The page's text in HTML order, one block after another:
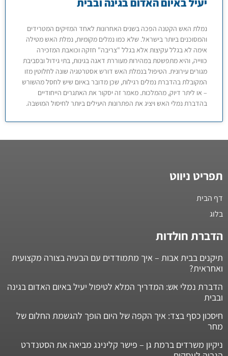
נמלת האש הקטנה הפכה בשנים האחרונות לאחד המזיקים המטרידים
והמסוכנים ביותר בישראל. שלא כמו נמלים מקומיות, נמלת האש מטילה
אימה לא בגלל עקיצות אלא בגלל "צריבה" חזקה וכואבת המזכירה
כווייה, והיא מתפשטת במהירות מעוררת דאגה בגינות, בתי גידול ובסביבת
מגורים עירונית. הטיפול בנמלת האש דורש אסטרטגיה שונה לחלוטין מזו
המקובלת בהדברת נמלים רגילות, שכן מדובר באיום שיש לחסל מהשורש
– או ליתר דיוק, מהמלכות. מאמר זה יסקור את האתגרים הייחודיים
בהדברת נמלי האש ויציג את הפתרונות היעילים ביותר לחיסול המושבה.
תפריט ניווט
דף הבית
בלוג
הדברת חולדות
תיקנים בבית אבות – איך מתמודדים עם הבעיה בצורה מקצועית
ואחראית?
הדברת נמלי אש: המדריך המלא לטיפול יעיל באיום האדום בגינה
ובבית
חיסכון כסף בצד: איך הקפה של היום הופך להגשמת החלום של
מחר
ניקיון משרדים ברמת גן – פישר קלינינג מביאה את הסטנדרט